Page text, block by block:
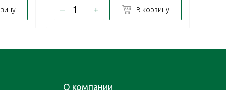
– + В корзину
О компании